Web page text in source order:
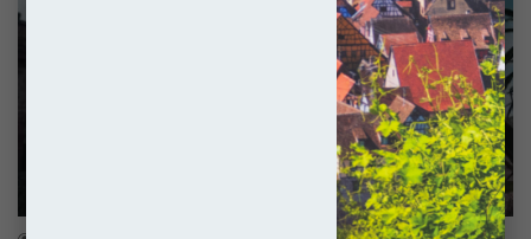
Historie i legendy